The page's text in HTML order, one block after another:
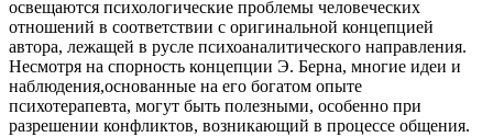
освещаются психологические проблемы человеческих
отношений в соответствии с оригинальной концепцией
автора, лежащей в русле психоаналитического направления.
Несмотря на спорность концепции Э. Берна, многие идеи и
наблюдения,основанные на его богатом опыте
психотерапевта, могут быть полезными, особенно при
разрешении конфликтов, возникающий в процессе общения.